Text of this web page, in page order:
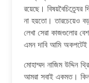
রয়েছে। বিষয়বৈচিত্র্যের
না হয়তো। তারচেয়েও
লেখা সেরা কাজগুলোর
এমন দাবি আমি
মোহাম্মদ নাজিম উদ্দিন
আমরা সবাই একমত।